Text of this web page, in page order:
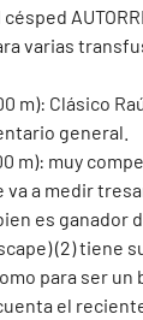
varias
m): Clásico
general.
m): muy
va a medir
es ganador
(2) tiene
para ser un
el